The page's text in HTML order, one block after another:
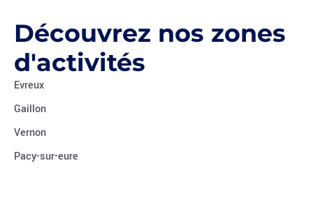
Découvrez nos zones
d'activités
Evreux
Gaillon
Vernon
Pacy-sur-eure